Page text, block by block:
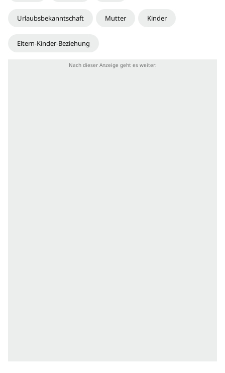
Urlaubsbekanntschaft Mutter Kinder
Eltern-Kinder-Beziehung